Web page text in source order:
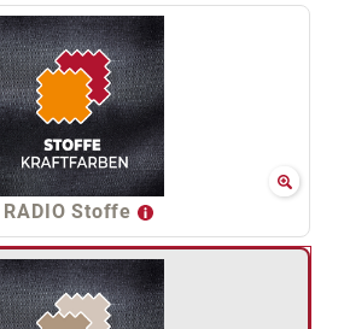
RADIO Stoffe